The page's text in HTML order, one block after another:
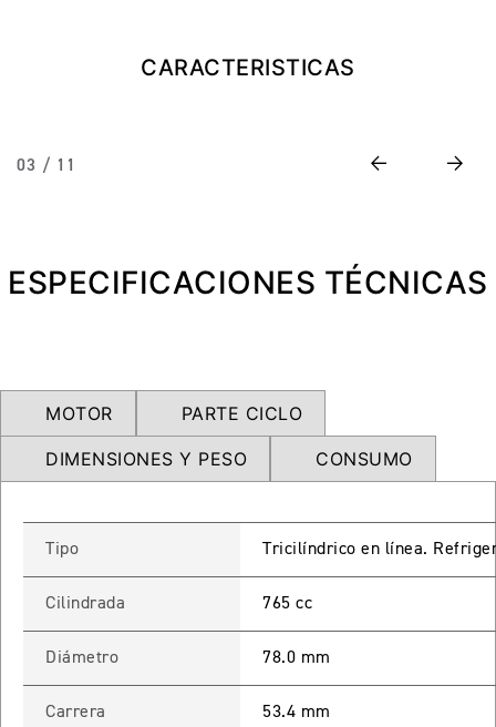
Precio desde $25.990.000
TRIDENT 660
NEWTRIDENT 660
Precio desde $9.090.000
NEW
STREET TRIPLE R
CARACTERISTICAS
03 / 11 Previous Next
ESPECIFICACIONES TÉCNICAS
MOTOR PARTE CICLO
DIMENSIONES Y PESO CONSUMO
Tipo Tricilíndrico en línea.
Cilindrada 765 cc
Diámetro 78.0 mm
Carrera 53.4 mm